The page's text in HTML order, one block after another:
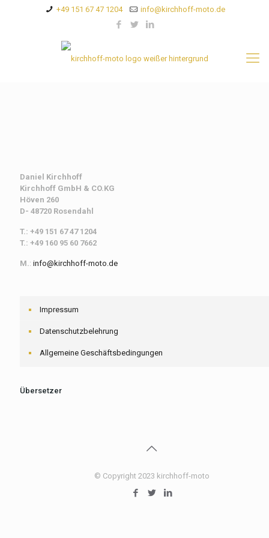
+49 151 67 47 1204 info@kirchhoff-moto.de
Daniel Kirchhoff
Kirchhoff GmbH & CO.KG
Höven 260
D- 48720 Rosendahl
T.: +49 151 67 47 1204
T.: +49 160 95 60 7662
M.: info@kirchhoff-moto.de
Impressum
Datenschutzbelehrung
Allgemeine Geschäftsbedingungen
Übersetzer
© Copyright 2023 kirchhoff-moto